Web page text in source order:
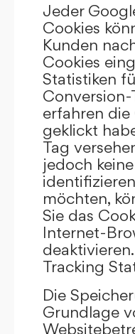
Jeder
Cookies
Kunden
Cookies
Statistiken
erfahren die
geklickt
Tag
jedoch
möchten,
Sie das
Internet-
Tracking
Die
Grundlage